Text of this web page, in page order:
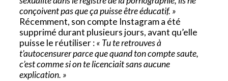
conçoivent pas que ça puisse être éducatif. »
Récemment, son compte Instagram a été
supprimé durant plusieurs jours, avant qu’elle
puisse le réutiliser :« Tu te retrouves à
t’autocensurer parce que quand ton compte saute,
c’est comme si on te licenciait sans aucune
explication. »